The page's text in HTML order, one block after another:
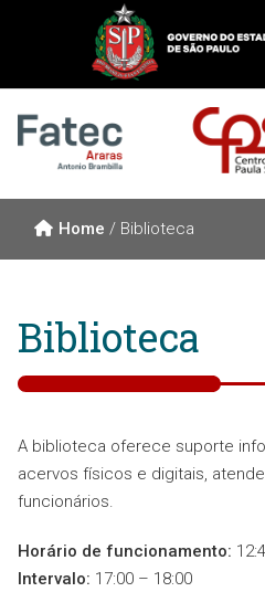
Home / Biblioteca
Biblioteca
A biblioteca oferece suporte
acervos físicos e digitais,
funcionários.
Horário de funcionamento:
Intervalo: 17:00 – 18:00